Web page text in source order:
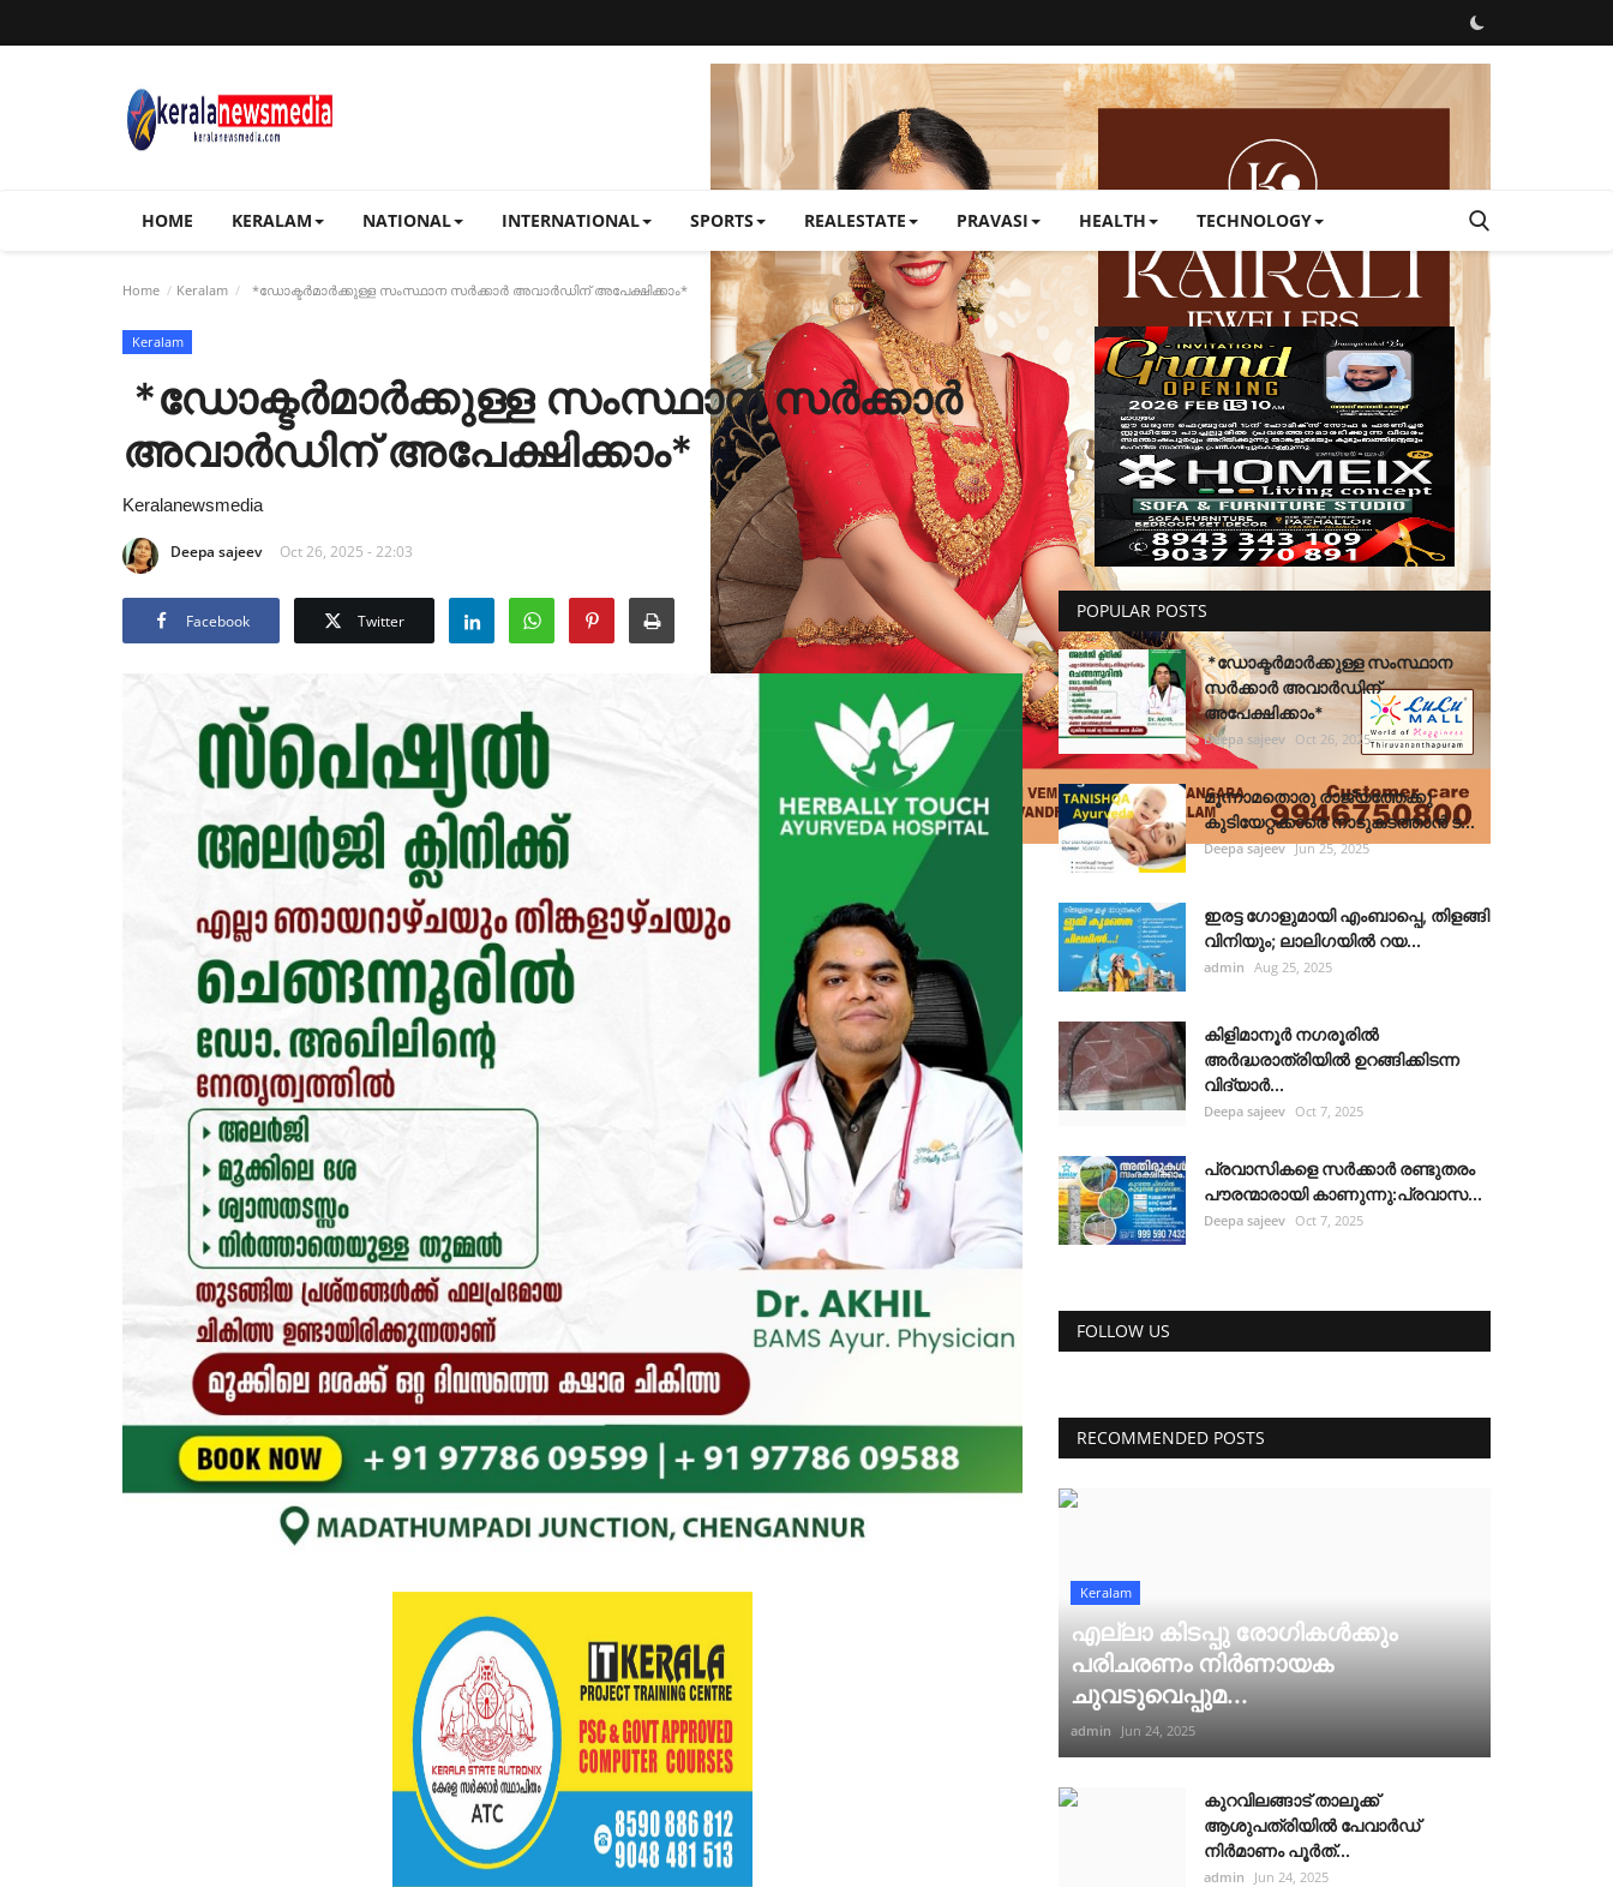
HOME KERALAM NATIONAL INTERNATIONAL SPORTS REALESTATE PRAVASI HEALTH TECHNOLOGY
Home Keralam *ഡോക്ടർമാർക്കുള്ള സംസ്ഥാന സർക്കാർ അവാർഡിന് അപേക്ഷിക്കാം*
Keralam
*ഡോക്ടർമാർക്കുള്ള സംസ്ഥാന സർക്കാർ
അവാർഡിന് അപേക്ഷിക്കാം*
Keralanewsmedia
Deepa sajeev Oct 26, 2025 - 22:03
Facebook Twitter POPULAR POSTS
*ഡോക്ടർമാർക്കുള്ള സംസ്ഥാന
സർക്കാർ അവാർഡിന്
അപേക്ഷിക്കാം*
Deepa sajeev Oct 26, 2025
മൂന്നാമതൊരു രാജ്യത്തേക്കു
കുടിയേറ്റക്കാരെ നാടുകടത്താൻ ട...
Deepa sajeev Jun 25, 2025
ഇരട്ട ഗോളുമായി എംബാപ്പെ, തിളങ്ങി
വിനിയും; ലാലിഗയില്‍ റയ...
admin Aug 25, 2025
കിളിമാനൂർ നഗരൂരിൽ
അർദ്ധരാത്രിയിൽ ഉറങ്ങിക്കിടന്ന
വിദ്യാർ...
Deepa sajeev Oct 7, 2025
പ്രവാസികളെ സർക്കാർ രണ്ടുതരം
പൗരന്മാരായി കാണുന്നു:പ്രവാസ...
Deepa sajeev Oct 7, 2025
FOLLOW US
RECOMMENDED POSTS
Keralam
എല്ലാ കിടപ്പു രോഗികൾക്കും
പരിചരണം നിർണായക
ചുവടുവെപ്പുമ...
admin Jun 24, 2025
കുറവിലങ്ങാട് താലൂക്ക്
ആശുപത്രിയിൽ പേവാർഡ്
നിർമാണം പൂർത്...
admin Jun 24, 2025